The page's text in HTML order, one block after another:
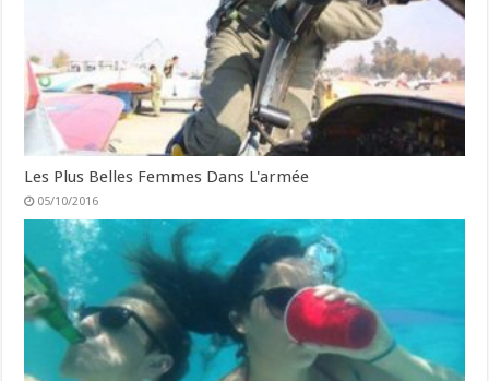
Les Plus Belles Femmes Dans L'armée
05/10/2016